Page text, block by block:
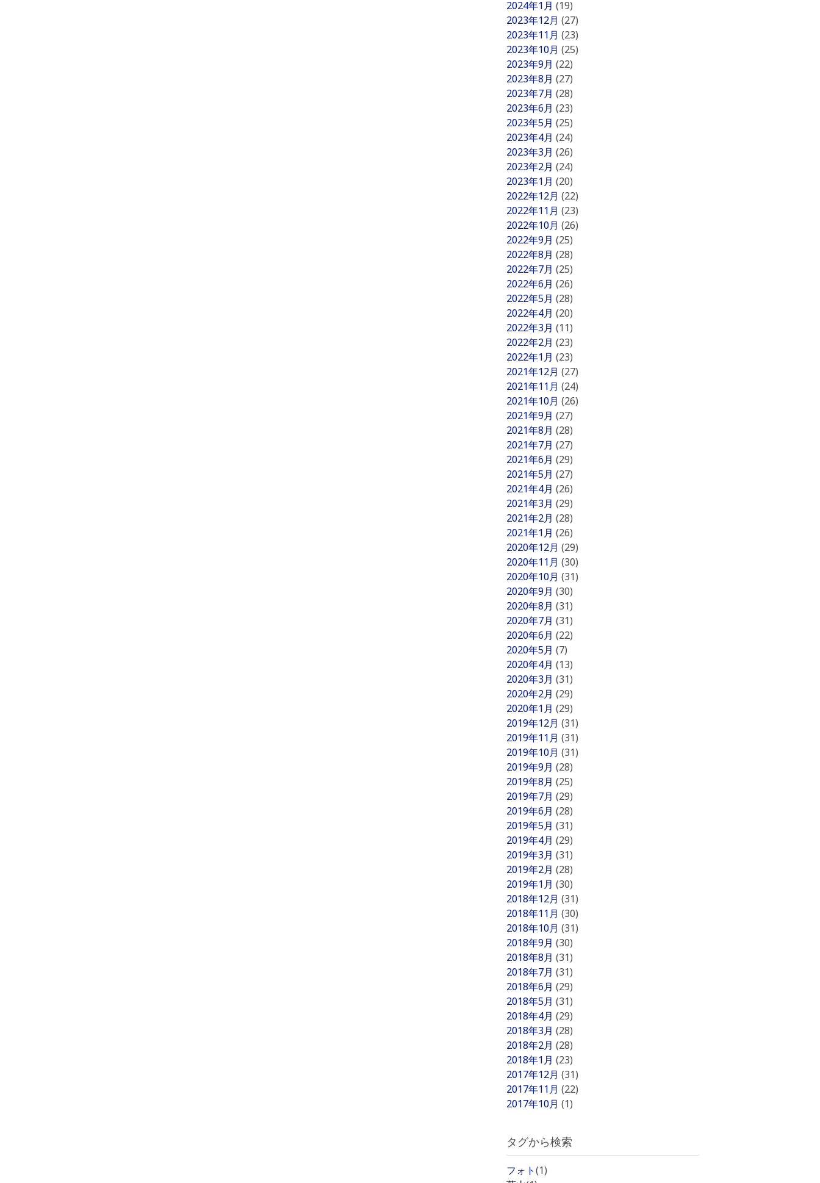
2024年1月 (19)
2023年12月 (27)
2023年11月 (23)
2023年10月 (25)
2023年9月 (22)
2023年8月 (27)
2023年7月 (28)
2023年6月 (23)
2023年5月 (25)
2023年4月 (24)
2023年3月 (26)
2023年2月 (24)
2023年1月 (20)
2022年12月 (22)
2022年11月 (23)
2022年10月 (26)
2022年9月 (25)
2022年8月 (28)
2022年7月 (25)
2022年6月 (26)
2022年5月 (28)
2022年4月 (20)
2022年3月 (11)
2022年2月 (23)
2022年1月 (23)
2021年12月 (27)
2021年11月 (24)
2021年10月 (26)
2021年9月 (27)
2021年8月 (28)
2021年7月 (27)
2021年6月 (29)
2021年5月 (27)
2021年4月 (26)
2021年3月 (29)
2021年2月 (28)
2021年1月 (26)
2020年12月 (29)
2020年11月 (30)
2020年10月 (31)
2020年9月 (30)
2020年8月 (31)
2020年7月 (31)
2020年6月 (22)
2020年5月 (7)
2020年4月 (13)
2020年3月 (31)
2020年2月 (29)
2020年1月 (29)
2019年12月 (31)
2019年11月 (31)
2019年10月 (31)
2019年9月 (28)
2019年8月 (25)
2019年7月 (29)
2019年6月 (28)
2019年5月 (31)
2019年4月 (29)
2019年3月 (31)
2019年2月 (28)
2019年1月 (30)
2018年12月 (31)
2018年11月 (30)
2018年10月 (31)
2018年9月 (30)
2018年8月 (31)
2018年7月 (31)
2018年6月 (29)
2018年5月 (31)
2018年4月 (29)
2018年3月 (28)
2018年2月 (28)
2018年1月 (23)
2017年12月 (31)
2017年11月 (22)
2017年10月 (1)
タグから検索
フォト(1)